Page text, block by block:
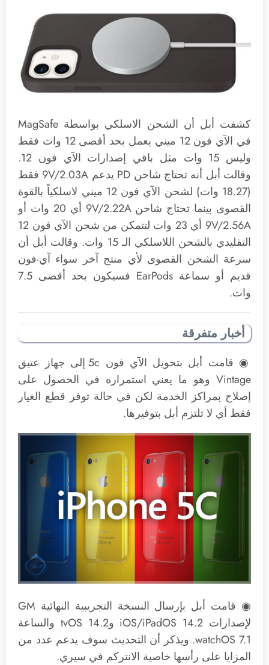
كشفت أبل أن الشحن الاسلكي بواسطة MagSafe
في الآي فون 12 ميني يعمل بحد أقصى 12 وات فقط
وليس 15 وات مثل باقي إصدارات الآي فون 12.
وقالت أبل أنه تحتاج شاحن PD يدعم 9V/2.03A فقط
(18.27 وات) لشحن الآي فون 12 ميني لاسلكياً بالقوة
القصوى بينما تحتاج شاحن 9V/2.22A أي 20 وات أو
9V/2.56A أي 23 وات لتتمكن من شحن الآي فون 12
التقليدي بالشحن اللاسلكي الـ 15 وات. وقالت أبل أن
سرعة الشحن القصوى لأي منتج آخر سواء آي-فون
قديم أو سماعة EarPods فسيكون بحد أقصى 7.5
وات.
أخبار متفرقة
◉ قامت أبل بتحويل الآي فون 5c إلى جهاز عتيق
Vintage وهو ما يعني استمراره في الحصول على
إصلاح بمراكز الخدمة لكن في حالة توفر قطع الغيار
فقط أي لا تلتزم أبل بتوفيرها.
◉ قامت أبل بإرسال النسخة التجريبية النهائية GM
لإصدارات iOS/iPadOS 14.2 وtvOS 14.2 والساعة
watchOS 7.1. ويذكر أن التحديث سوف يدعم عدد من
المزايا على رأسها خاصية الانتركم في سيري.